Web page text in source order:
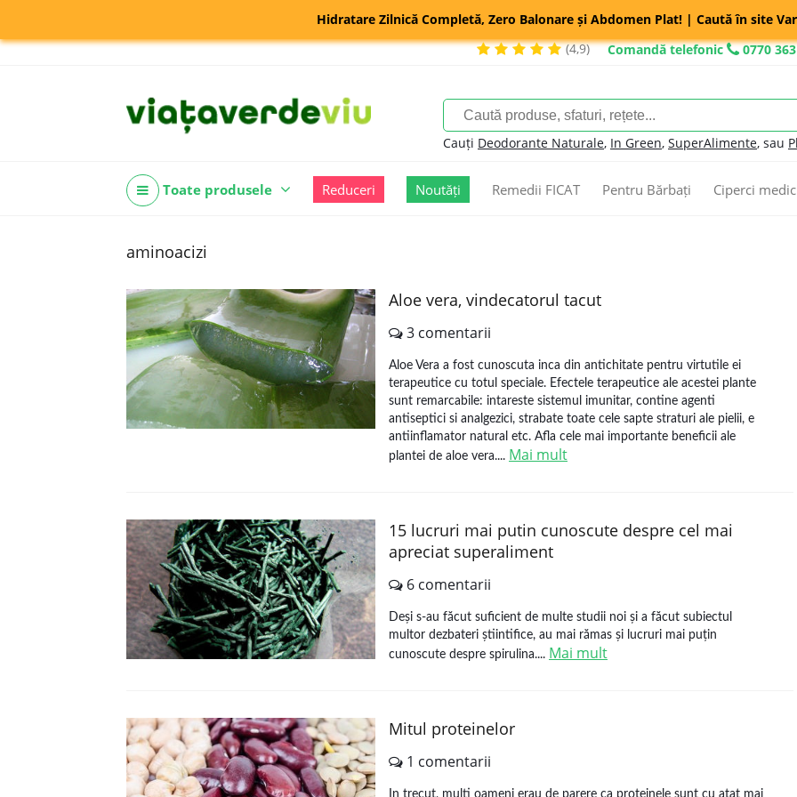
Hidratare Zilnică Completă, Zero Balonare și Abdomen Plat! | Caută în site
(4,9)
Comandă telefonic 0770
Cauți Deodorante Naturale, In Green, SuperAlimente, sau
Toate produsele Reduceri Noutăți Remedii FICAT Pentru Bărbați Ciperci
aminoacizi
Aloe vera, vindecatorul tacut
3 comentarii
Aloe Vera a fost cunoscuta inca din antichitate pentru virtutile ei
terapeutice cu totul speciale. Efectele terapeutice ale acestei plante
sunt remarcabile: intareste sistemul imunitar, contine agenti
antiseptici si analgezici, strabate toate cele sapte straturi ale pielii, e
antiinflamator natural etc. Afla cele mai importante beneficii ale
plantei de aloe vera.... Mai mult
15 lucruri mai putin cunoscute despre cel mai
apreciat superaliment
6 comentarii
Deși s-au făcut suficient de multe studii noi și a făcut subiectul
multor dezbateri știintifice, au mai rămas și lucruri mai puțin
cunoscute despre spirulina.... Mai mult
Mitul proteinelor
1 comentarii
In trecut, multi oameni erau de parere ca proteinele sunt cu atat mai